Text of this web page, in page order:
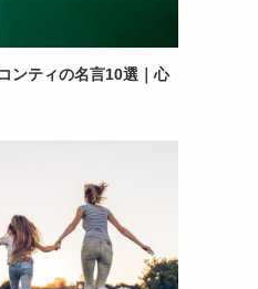
ンティの名言10選｜心